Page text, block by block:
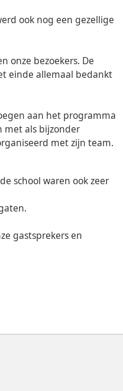
ook nog een gezellige
onze bezoekers. De
einde allemaal bedankt
aan het programma
met als bijzonder
met zijn team.
school waren ook zeer
gastsprekers en